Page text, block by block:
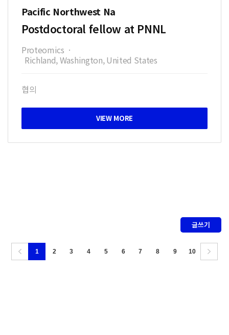
Pacific Northwest Na
Postdoctoral fellow at PNNL
Proteomics ·
Richland, Washington, United States
협의
글쓰기
1 2 3 4 5 6 7 8 9 10